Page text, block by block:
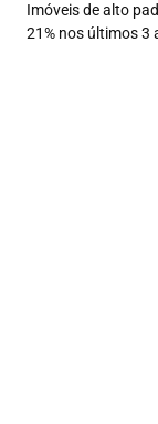
Imóveis de alto
21% nos últimos 3